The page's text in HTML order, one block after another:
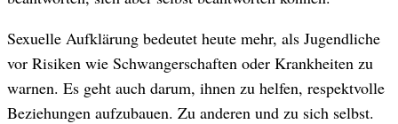
Sexuelle Aufklärung bedeutet heute mehr, als Jugendliche
vor Risiken wie Schwangerschaften oder Krankheiten zu
warnen. Es geht auch darum, ihnen zu helfen, respektvolle
Beziehungen aufzubauen. Zu anderen und zu sich selbst.